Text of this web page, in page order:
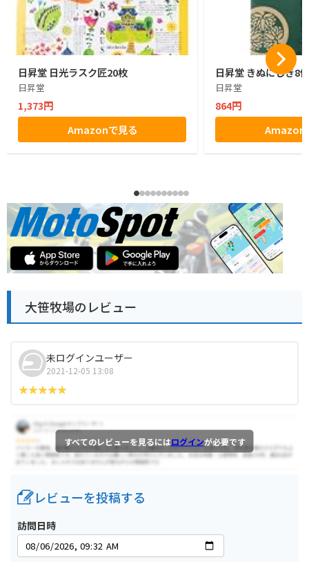
日昇堂 日光ラスク匠20枚
日昇堂
1,373円
Amazonで見る
日昇堂 きぬにしき8個
日昇堂
864円
Amazon
大笹牧場のレビュー
未ログインユーザー
2021-12-05 13:08
すべてのレビューを見るにはログインが必要です
レビューを投稿する
訪問日時